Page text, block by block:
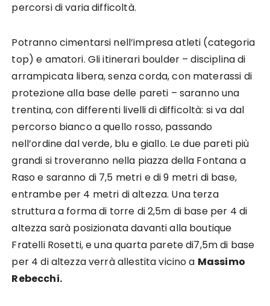
percorsi di varia difficoltà.
Potranno cimentarsi nell’impresa atleti (categoria
top) e amatori. Gli itinerari boulder – disciplina di
arrampicata libera, senza corda, con materassi di
protezione alla base delle pareti – saranno una
trentina, con differenti livelli di difficoltà: si va dal
percorso bianco a quello rosso, passando
nell’ordine dal verde, blu e giallo. Le due pareti più
grandi si troveranno nella piazza della Fontana a
Raso e saranno di 7,5 metri e di 9 metri di base,
entrambe per 4 metri di altezza. Una terza
struttura a forma di torre di 2,5m di base per 4 di
altezza sarà posizionata davanti alla boutique
Fratelli Rosetti, e una quarta parete di7,5m di base
per 4 di altezza verrà allestita vicino a Massimo
Rebecchi.